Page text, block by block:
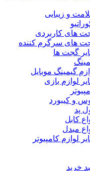
و زیبایی
های کاربردی
های سرگرم کننده
گجت ها
گیمینگ موبایل
لوازم بازی
و کیبورد
پد
کابل
مبدل
لوازم کامپیوتر
خرید